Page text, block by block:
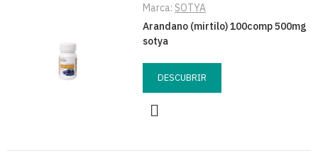
Marca: SOTYA
Arandano (mirtilo) 100comp 500mg
sotya
DESCUBRIR